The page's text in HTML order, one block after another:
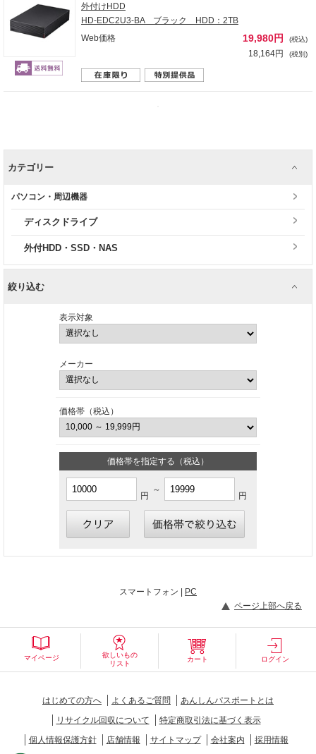
外付けHDD
HD-EDC2U3-BA ブラック HDD：2TB
Web価格
19,980円 (税込)
18,164円 (税別)
カテゴリー
パソコン・周辺機器
ディスクドライブ
外付HDD・SSD・NAS
絞り込む
表示対象
メーカー
価格帯（税込）
価格帯を指定する（税込）
円
～
円
スマートフォン | PC
ページ上部へ戻る
マイページ
欲しいもの
リスト
カート ログイン
はじめての方へ よくあるご質問
あんしんパスポートとは
リサイクル回収について
特定商取引法に基づく表示
個人情報保護方針
店舗情報 サイトマップ 会社案内 採用情報